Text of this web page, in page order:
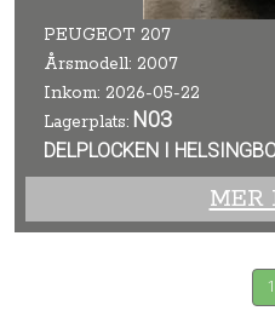
PEUGEOT 207
Årsmodell: 2007
Inkom: 2026-05-22
Lagerplats: N03
DELPLOCKEN I
MER
1